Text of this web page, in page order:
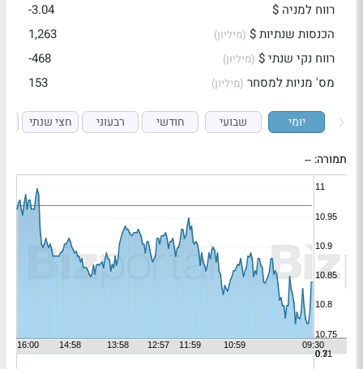
רווח למניה $
-3.04
הכנסות שנתיות $ (מיליון)
1,263
רווח נקי שנתי $ (מיליון)
-468
מס' מניות למסחר (מיליון) 153
יומי שבועי חודשי רבעוני חצי שנתי
תמורה: --